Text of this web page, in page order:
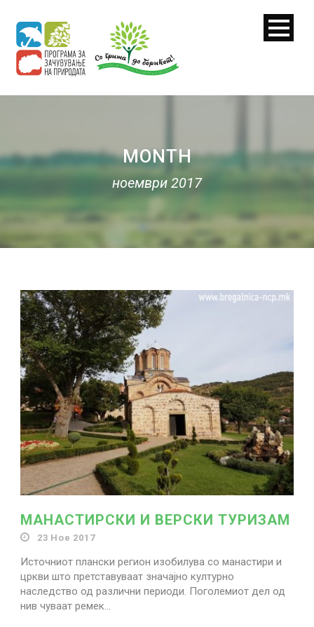
Search for:
MONTH
ноември 2017
МАНАСТИРСКИ И ВЕРСКИ ТУРИЗАМ
23 Ное 2017
Источниот плански регион изобилува со манастири и
цркви што претставуваат значајно културно
наследство од различни периоди. Поголемиот дел од
нив чуваат ремек...